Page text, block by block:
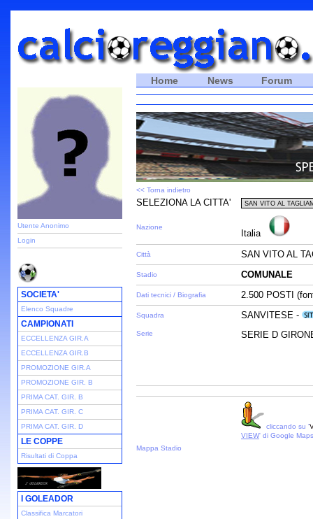
Utente Anonimo
Login
SOCIETA'
Elenco Squadre
CAMPIONATI
ECCELLENZA GIR.A
ECCELLENZA GIR.B
PROMOZIONE GIR.A
PROMOZIONE GIR. B
PRIMA CAT. GIR. B
PRIMA CAT. GIR. C
PRIMA CAT. GIR. D
LE COPPE
Risultati di Coppa
I GOLEADOR
Classifica Marcatori
Home News Forum
<< Torna indietro
SELEZIONA LA CITTA'
Nazione
Italia
Città SAN VITO AL
Stadio COMUNALE
Dati tecnici / Biografia 2.500 POSTI
Squadra
Serie
SANVITESE -
SERIE D
cliccando su '
VIEW' di Google Maps
Mappa Stadio